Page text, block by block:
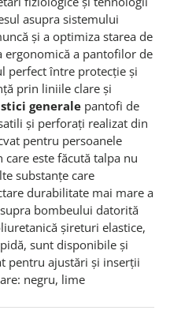
asupra sistemului
şi a optimiza starea de
ergonomică a pantofilor de
perfect între protecţie şi
prin liniile clare şi
generale pantofi de
şi perforaţi realizat din
pentru persoanele
este făcută talpa nu
substanţe care
durabilitate mai mare a
bombeului datorită
şireturi elastice,
sunt disponibile şi
pentru ajustări şi inserţii
negru, lime